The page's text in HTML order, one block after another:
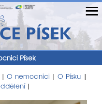
≡
Písek
O nemocnici | O Písku |
|